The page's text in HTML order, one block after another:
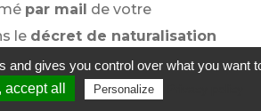
par mail de votre
le décret de naturalisation
au Journal officiel (ou par
n'avez pas communiqué
and gives you control over what you want
all Personalize